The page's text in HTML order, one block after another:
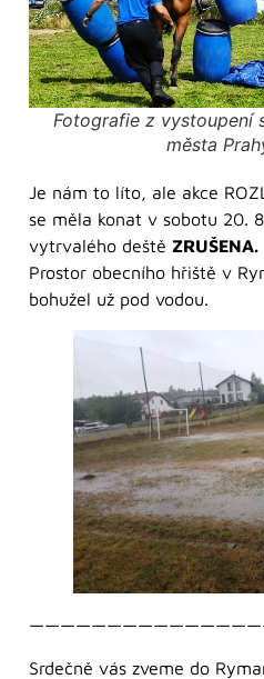
Fotografie z vystoupení
města
Je nám to líto, ale akce
se měla konat v sobotu 20.
vytrvalého deště ZRUŠENA.
Prostor obecního hřiště v
bohužel už pod vodou.
Srdečně vás zveme do